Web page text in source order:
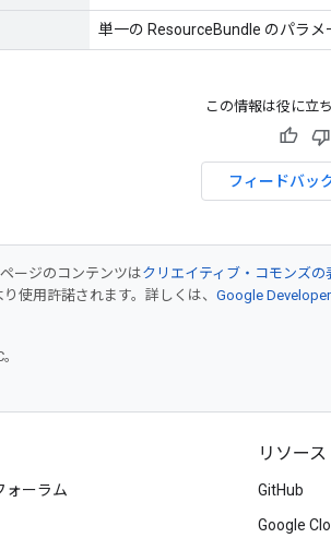
単一の ResourceBundle のパラメ
この情報は役に立
フィードバッ
ージのコンテンツはクリエイティブ・コモンズの
り使用許諾されます。詳しくは、 Google
ォーラム
リソース
GitHub
Google